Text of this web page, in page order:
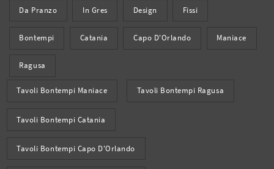
Da Pranzo In Gres Design Fissi
Bontempi Catania Capo D'Orlando Maniace
Ragusa
Tavoli Bontempi Maniace Tavoli Bontempi Ragusa
Tavoli Bontempi Catania
Tavoli Bontempi Capo D'Orlando